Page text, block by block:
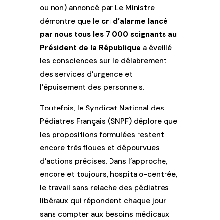
ou non) annoncé par Le Ministre
démontre que le cri d’alarme lancé
par nous tous les 7 000 soignants au
Président de la République a éveillé
les consciences sur le délabrement
des services d’urgence et
l’épuisement des personnels.
Toutefois, le Syndicat National des
Pédiatres Français (SNPF) déplore que
les propositions formulées restent
encore très floues et dépourvues
d’actions précises. Dans l’approche,
encore et toujours, hospitalo-centrée,
le travail sans relache des pédiatres
libéraux qui répondent chaque jour
sans compter aux besoins médicaux